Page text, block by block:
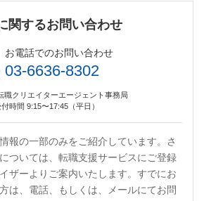
関するお問い合わせ
お電話でのお問い合わせ
03-6636-8302
職クリエイターエージェント事務局
時間 9:15〜17:45（平日）
報の一部のみをご紹介しています。さ
ついては、転職支援サービスにご登録
ザーよりご案内いたします。すでにお
は、電話、もしくは、メールにてお問